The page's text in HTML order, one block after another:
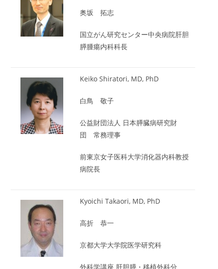
奥坂 拓志
国立がん研究センター中央病院肝胆
膵腫瘍内科科長
Keiko Shiratori, MD, PhD
白鳥 敬子
公益財団法人 日本膵臓病研究財
団 常務理事
前東京女子医科大学消化器内科教授
病院長
Kyoichi Takaori, MD, PhD
高折 恭一
京都大学大学院医学研究科
外科学講座 肝胆膵・移植外科分